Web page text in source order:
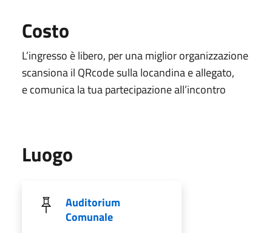
Costo
L’ingresso è libero, per una miglior organizzazione
scansiona il QRcode sulla locandina e allegato,
e comunica la tua partecipazione all’incontro
Luogo
Auditorium
Comunale